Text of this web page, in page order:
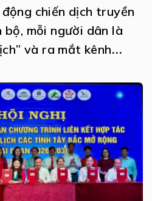
chiến dịch truyền
bộ, mỗi người dân là
và ra mắt kênh